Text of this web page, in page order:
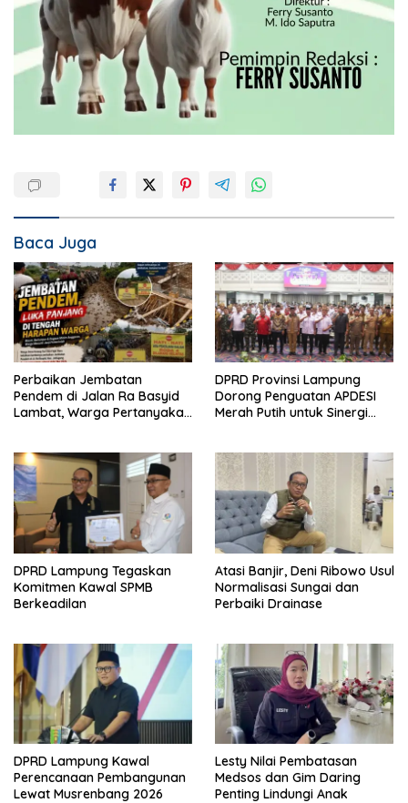
Baca Juga
Perbaikan Jembatan
Pendem di Jalan Ra Basyid
Lambat, Warga Pertanyakan
DPRD Provinsi Lampung
Dorong Penguatan APDESI
Merah Putih untuk Sinergi
DPRD Lampung Tegaskan
Komitmen Kawal SPMB
Berkeadilan
Atasi Banjir, Deni Ribowo Usul
Normalisasi Sungai dan
Perbaiki Drainase
DPRD Lampung Kawal
Perencanaan Pembangunan
Lewat Musrenbang 2026
Lesty Nilai Pembatasan
Medsos dan Gim Daring
Penting Lindungi Anak